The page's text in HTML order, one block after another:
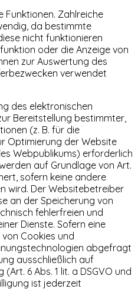
Funktionen. Zahlreiche
da bestimmte
nicht funktionieren
oder die Anzeige von
zur Auswertung des
verwendet
des elektronischen
Bereitstellung bestimmter,
(z. B. für die
Optimierung der Website
Webpublikums) erforderlich
auf Grundlage von Art.
sofern keine andere
wird. Der Websitebetreiber
an der Speicherung von
fehlerfreien und
Dienste. Sofern eine
Cookies und
abgefragt
ausschließlich auf
6 Abs. 1 lit. a DSGVO und
ist jederzeit